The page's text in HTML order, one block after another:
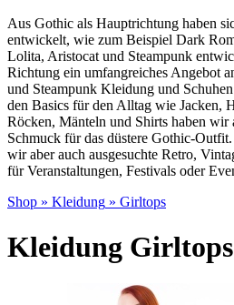
Aus Gothic als Hauptrichtung haben
entwickelt, wie zum Beispiel Dark
Lolita, Aristocat und Steampunk
Richtung ein umfangreiches Angebot
und Steampunk Kleidung und
den Basics für den Alltag wie Jacken,
Röcken, Mänteln und Shirts haben wir
Schmuck für das düstere Gothic-
wir aber auch ausgesuchte Retro,
für Veranstaltungen, Festivals oder
Shop » Kleidung » Girltops
Kleidung Girltops